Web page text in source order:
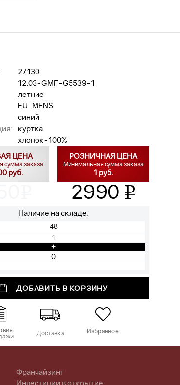
27130
12.03-GMF-G5539-1
летние
EU-MENS
синий
куртка
хлопок-100%
ЦЕНА
сумма заказа
руб.
РОЗНИЧНАЯ ЦЕНА
Минимальная сумма заказа
1 руб.
2990 v
Наличие на складе:
48
1
+
ДОБАВИТЬ В КОРЗИНУ
Доставка Избранное
Франчайзинг
Инвестиции в открытие